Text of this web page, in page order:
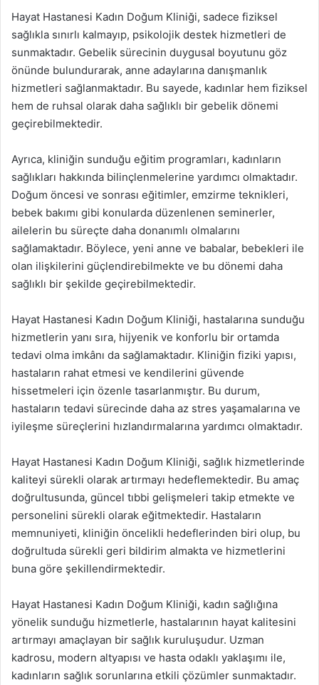
Hayat Hastanesi Kadın Doğum Kliniği, sadece fiziksel
sağlıkla sınırlı kalmayıp, psikolojik destek hizmetleri de
sunmaktadır. Gebelik sürecinin duygusal boyutunu göz
önünde bulundurarak, anne adaylarına danışmanlık
hizmetleri sağlanmaktadır. Bu sayede, kadınlar hem fiziksel
hem de ruhsal olarak daha sağlıklı bir gebelik dönemi
geçirebilmektedir.
Ayrıca, kliniğin sunduğu eğitim programları, kadınların
sağlıkları hakkında bilinçlenmelerine yardımcı olmaktadır.
Doğum öncesi ve sonrası eğitimler, emzirme teknikleri,
bebek bakımı gibi konularda düzenlenen seminerler,
ailelerin bu süreçte daha donanımlı olmalarını
sağlamaktadır. Böylece, yeni anne ve babalar, bebekleri ile
olan ilişkilerini güçlendirebilmekte ve bu dönemi daha
sağlıklı bir şekilde geçirebilmektedir.
Hayat Hastanesi Kadın Doğum Kliniği, hastalarına sunduğu
hizmetlerin yanı sıra, hijyenik ve konforlu bir ortamda
tedavi olma imkânı da sağlamaktadır. Kliniğin fiziki yapısı,
hastaların rahat etmesi ve kendilerini güvende
hissetmeleri için özenle tasarlanmıştır. Bu durum,
hastaların tedavi sürecinde daha az stres yaşamalarına ve
iyileşme süreçlerini hızlandırmalarına yardımcı olmaktadır.
Hayat Hastanesi Kadın Doğum Kliniği, sağlık hizmetlerinde
kaliteyi sürekli olarak artırmayı hedeflemektedir. Bu amaç
doğrultusunda, güncel tıbbi gelişmeleri takip etmekte ve
personelini sürekli olarak eğitmektedir. Hastaların
memnuniyeti, kliniğin öncelikli hedeflerinden biri olup, bu
doğrultuda sürekli geri bildirim almakta ve hizmetlerini
buna göre şekillendirmektedir.
Hayat Hastanesi Kadın Doğum Kliniği, kadın sağlığına
yönelik sunduğu hizmetlerle, hastalarının hayat kalitesini
artırmayı amaçlayan bir sağlık kuruluşudur. Uzman
kadrosu, modern altyapısı ve hasta odaklı yaklaşımı ile,
kadınların sağlık sorunlarına etkili çözümler sunmaktadır.